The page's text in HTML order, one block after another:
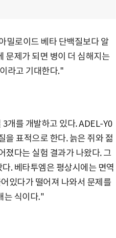
밀로이드 베타 단백질보다 알
문제가 되면 병이 더 심해지는
라고 기대한다."
개를 개발하고 있다. ADEL-Y0
표적으로 한다. 늙은 쥐와 젊
졌다는 실험 결과가 나왔다. 그
. 베타투엠은 평상시에는 면역
있다가 떨어져 나와서 문제를
는 식이다."